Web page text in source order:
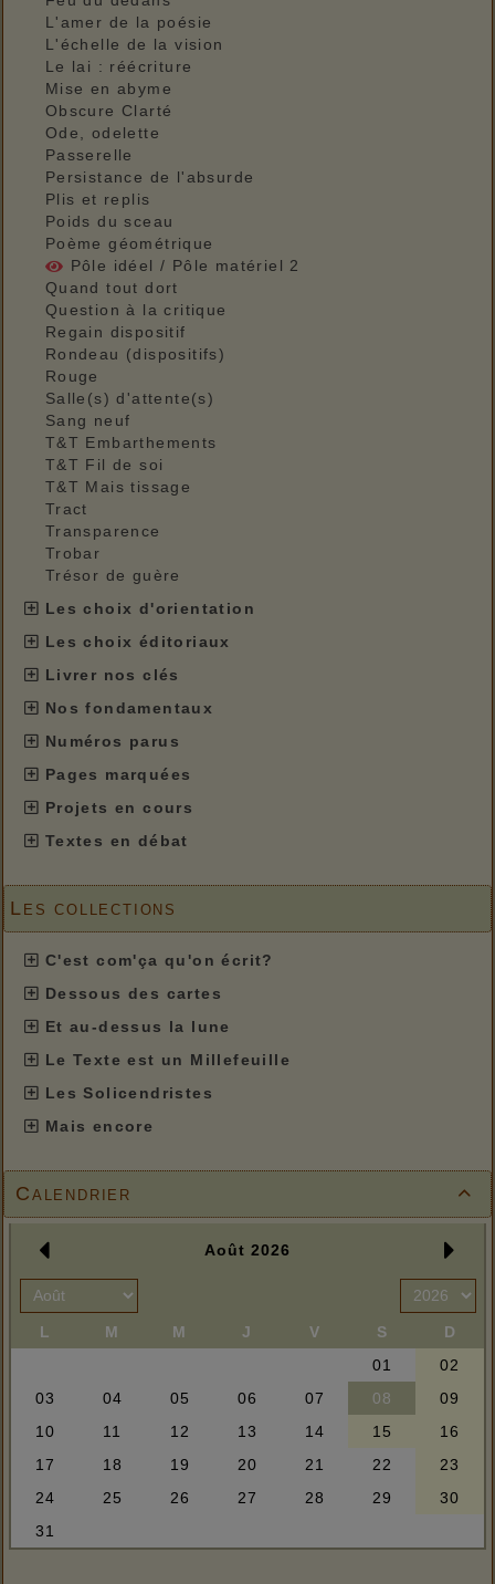
L'amer de la poésie
L'échelle de la vision
Le lai : réécriture
Mise en abyme
Obscure Clarté
Ode, odelette
Passerelle
Persistance de l'absurde
Plis et replis
Poids du sceau
Poème géométrique
Pôle idéel / Pôle matériel 2
Quand tout dort
Question à la critique
Regain dispositif
Rondeau (dispositifs)
Rouge
Salle(s) d'attente(s)
Sang neuf
T&T Embarthements
T&T Fil de soi
T&T Mais tissage
Tract
Transparence
Trobar
Trésor de guère
Les choix d'orientation
Les choix éditoriaux
Livrer nos clés
Nos fondamentaux
Numéros parus
Pages marquées
Projets en cours
Textes en débat
Les collections
C'est com'ça qu'on écrit?
Dessous des cartes
Et au-dessus la lune
Le Texte est un Millefeuille
Les Solicendristes
Mais encore

Calendrier